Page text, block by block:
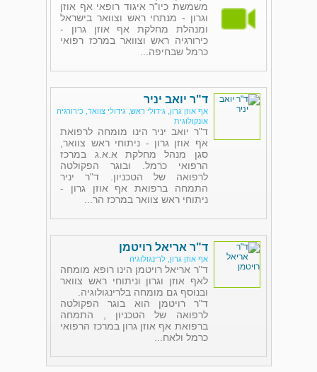
משמשת כיו"ר איגוד רופאי אף אוזן
וגרון - מנתחי ראש וצוואר בישראל
ומנהלת מחלקת אף אוזן גרון -
כירורגיה ראש וצוואר במרכז רפואי
כרמל שבחיפה...
ד"ר יואב יניר
אף אוזן גרון, גידולי ראש, גידולי צוואר, כירורגיה
אונקולוגית
ד"ר יואב יניר הינו מומחה לרפואת
אף אוזן גרון - ניתוחי ראש צוואר,
סגן מנהל מחלקת א.א.ג במרכז
הרפואי כרמל. ובוגר הפקולטה
לרפואה של הטכניון. ד"ר יניר
התמחה ברפואת אף אוזן גרון -
ניתוחי ראש צוואר במרכז הר...
ד"ר אריאל רויטמן
אף אוזן גרון, לרינגולוגיה
ד"ר אריאל רויטמן הינו רופא מומחה
לאף אוזן וגרון וניתוחי ראש צוואר
ובנוסף גם מומחה בלרינגולוגיה.
ד"ר רויטמן הוא בוגר הפקולטה
לרפואה של הטכניון , התמחה
ברפואת אף אוזן גרון במרכז הרפואי
כרמל ולאח...